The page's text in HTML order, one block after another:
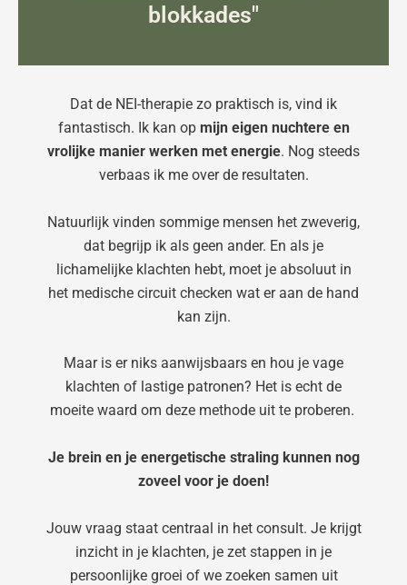
blokkades"
Dat de NEI-therapie zo praktisch is, vind ik
fantastisch. Ik kan op mijn eigen nuchtere en
vrolijke manier werken met energie. Nog steeds
verbaas ik me over de resultaten.
Natuurlijk vinden sommige mensen het zweverig,
dat begrijp ik als geen ander. En als je
lichamelijke klachten hebt, moet je absoluut in
het medische circuit checken wat er aan de hand
kan zijn.
Maar is er niks aanwijsbaars en hou je vage
klachten of lastige patronen? Het is echt de
moeite waard om deze methode uit te proberen.
Je brein en je energetische straling kunnen nog
zoveel voor je doen!
Jouw vraag staat centraal in het consult. Je krijgt
inzicht in je klachten, je zet stappen in je
persoonlijke groei of we zoeken samen uit